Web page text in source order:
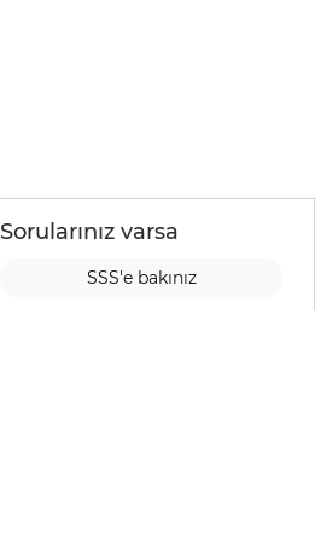
Sorularınız varsa
SSS'e bakınız